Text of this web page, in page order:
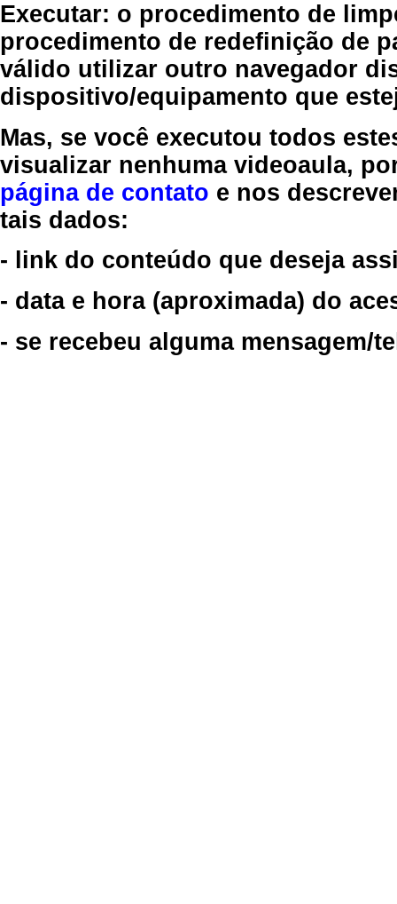
Executar: o procedimento de
procedimento de redefinição de
válido utilizar outro navegador
dispositivo/equipamento que
Mas, se você executou todos
visualizar nenhuma videoaula,
página de contato e nos
tais dados:
- link do conteúdo que deseja
- data e hora (aproximada) do
- se recebeu alguma mensagem/